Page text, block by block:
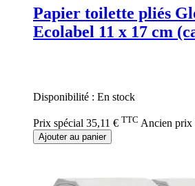
Papier toilette pliés
Ecolabel 11 x 17 cm
Disponibilité : En stock
Prix spécial 35,11 € TTC Ancien prix
Ajouter au panier